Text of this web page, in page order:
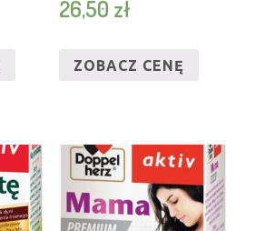
26,50 zł
ZOBACZ CENĘ